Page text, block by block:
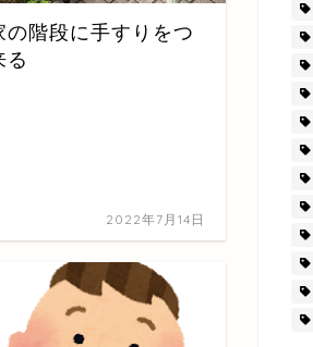
階段に手すりをつ
る
2022年7月14日